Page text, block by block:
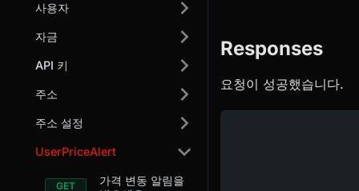
사용자
자금
API 키
주소
주소 설정
UserPriceAlert
가격 변동 알림을
Responses
요청이 성공했습니다.